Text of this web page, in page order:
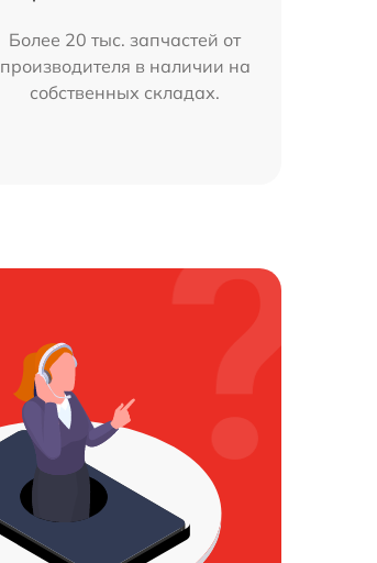
Более 20 тыс. запчастей от
производителя в наличии на
собственных складах.